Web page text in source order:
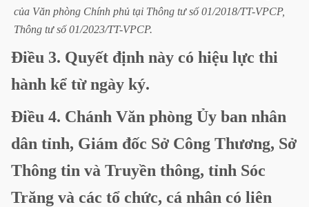
của Văn phòng Chính phủ tại Thông tư số 01/2018/TT-VPCP,
Thông tư số 01/2023/TT-VPCP.
Điều 3. Quyết định này có hiệu lực thi
hành kể từ ngày ký.
Điều 4. Chánh Văn phòng Ủy ban nhân
dân tỉnh, Giám đốc Sở Công Thương, Sở
Thông tin và Truyền thông, tỉnh Sóc
Trăng và các tổ chức, cá nhân có liên